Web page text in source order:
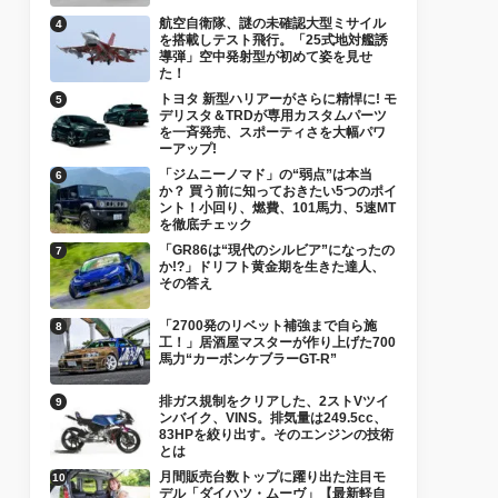
航空自衛隊、謎の未確認大型ミサイル
を搭載しテスト飛行。「25式地対艦誘
導弾」空中発射型が初めて姿を見せ
た！
トヨタ 新型ハリアーがさらに精悍に! モ
デリスタ＆TRDが専用カスタムパーツ
を一斉発売、スポーティさを大幅パワ
ーアップ!
「ジムニーノマド」の“弱点”は本当
か？ 買う前に知っておきたい5つのポイ
ント！小回り、燃費、101馬力、5速MT
を徹底チェック
「GR86は“現代のシルビア”になったの
か!?」ドリフト黄金期を生きた達人、
その答え
「2700発のリベット補強まで自ら施
工！」居酒屋マスターが作り上げた700
馬力“カーボンケブラーGT-R”
排ガス規制をクリアした、2ストVツイ
ンバイク、VINS。排気量は249.5cc、
83HPを絞り出す。そのエンジンの技術
とは
月間販売台数トップに躍り出た注目モ
デル「ダイハツ・ムーヴ」【最新軽自